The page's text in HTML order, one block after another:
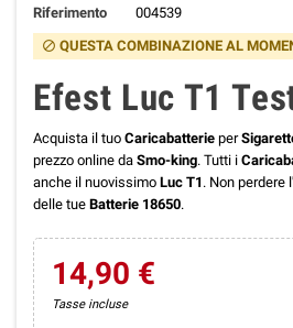
Riferimento
004539
block QUESTA COMBINAZIONE AL
Efest Luc T1
Acquista il tuo Caricabatterie per
prezzo online da Smo-king. Tutti i
anche il nuovissimo Luc T1 . Non perdere
delle tue Batterie 18650.
14,90 €
Tasse incluse